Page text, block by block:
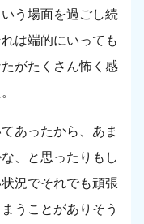
う場面を過ごし続
は端的にいっても
がたくさん怖く感
あったから、あま
、と思ったりもし
況でそれでも頑張
うことがありそう